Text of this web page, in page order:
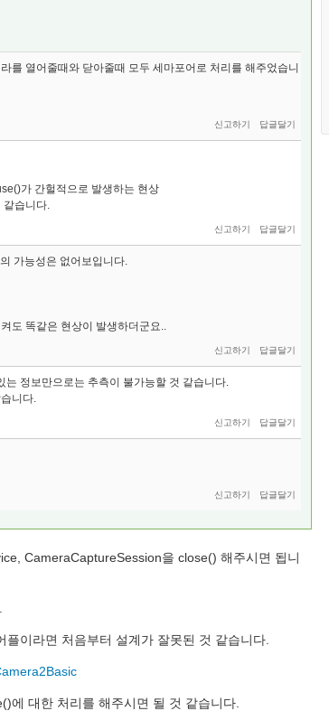
를 열어줄때와 닫아줄때 모두 세마포어로 처리를 해주었습니
가 간헐적으로 발생하는 현상
습니다.
가능성은 없어보입니다.
도 똑같은 현상이 발생하더군요..
정보만으로는 추측이 불가능할 것 같습니다.
니다.
CameraCaptureSession을 close() 해주시면 됩니
이라면 처음부터 설계가 잘못된 것 같습니다.
에 대한 처리를 해주시면 될 것 같습니다.